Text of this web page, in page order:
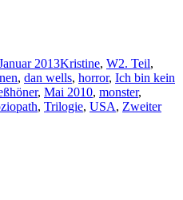
2013Kristine, W2. Teil,
, dan wells, horror, Ich bin kein
, Mai 2010, monster,
, Trilogie, USA, Zweiter